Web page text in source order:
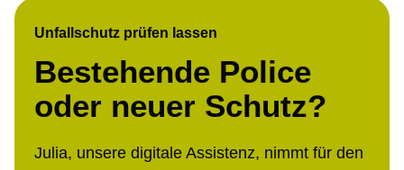
Unfallschutz prüfen lassen
Bestehende Police
oder neuer Schutz?
Julia, unsere digitale Assistenz, nimmt für den